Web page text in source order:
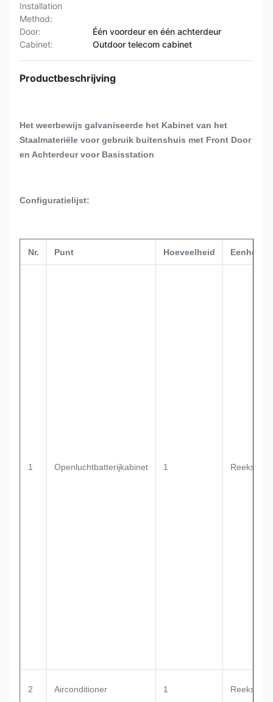
Installation
Method:
Door:
Één voordeur en één achterdeur
Cabinet:
Outdoor telecom cabinet
Productbeschrijving
Het weerbewijs galvaniseerde het Kabinet van het
Staalmateriële voor gebruik buitenshuis met Front Door
en Achterdeur voor Basisstation
Configuratielijst:
Nr. Punt Hoeveelheid Eenheid
1 Openluchtbatterijkabinet 1 Reeks
2 Airconditioner 1 Reeks